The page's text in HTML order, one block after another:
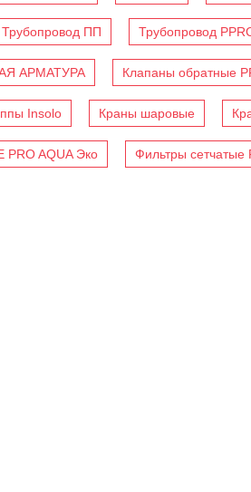
Трубопровод ПП Трубопровод
АРМАТУРА Клапаны обратные
Insolo Краны шаровые
AQUA Эко Фильтры сетчатые